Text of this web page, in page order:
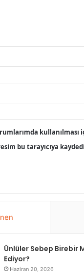
kullanılması
bu tarayıcıya
Ünlüler Sebep Birebir
Ediyor?
Haziran 20, 2026